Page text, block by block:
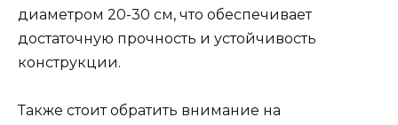
диаметром 20-30 см, что обеспечивает
достаточную прочность и устойчивость
конструкции.
Также стоит обратить внимание на